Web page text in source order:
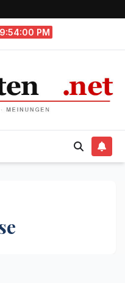
9:54:01 PM